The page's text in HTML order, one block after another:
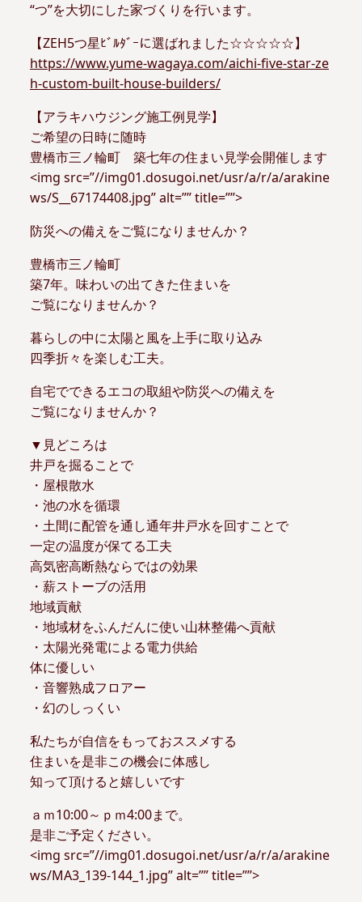
“つ”を大切にした家づくりを行います。
【ZEH5つ星ﾋﾞﾙﾀﾞｰに選ばれました☆☆☆☆☆】
https://www.yume-wagaya.com/aichi-five-star-ze
h-custom-built-house-builders/
【アラキハウジング施工例見学】
ご希望の日時に随時
豊橋市三ノ輪町 築七年の住まい見学会開催します
<img src=”//img01.dosugoi.net/usr/a/r/a/arakine
ws/S__67174408.jpg” alt=”” title=””>
防災への備えをご覧になりませんか？
豊橋市三ノ輪町
築7年。味わいの出てきた住まいを
ご覧になりませんか？
暮らしの中に太陽と風を上手に取り込み
四季折々を楽しむ工夫。
自宅でできるエコの取組や防災への備えを
ご覧になりませんか？
▼見どころは
井戸を掘ることで
・屋根散水
・池の水を循環
・土間に配管を通し通年井戸水を回すことで
一定の温度が保てる工夫
高気密高断熱ならではの効果
・薪ストーブの活用
地域貢献
・地域材をふんだんに使い山林整備へ貢献
・太陽光発電による電力供給
体に優しい
・音響熟成フロアー
・幻のしっくい
私たちが自信をもっておススメする
住まいを是非この機会に体感し
知って頂けると嬉しいです
ａｍ10:00～ｐｍ4:00まで。
是非ご予定ください。
<img src=”//img01.dosugoi.net/usr/a/r/a/arakine
ws/MA3_139-144_1.jpg” alt=”” title=””>